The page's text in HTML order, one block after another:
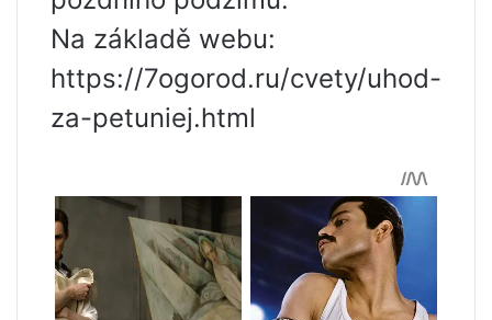
Na základě webu:
https://7ogorod.ru/cvety/uhod-
za-petuniej.html